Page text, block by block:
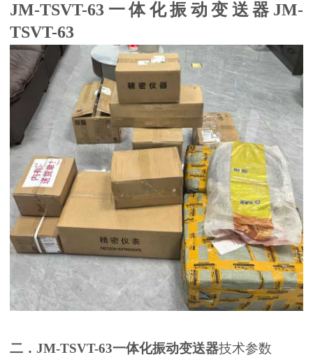
JM-TSVT-63 一体化振动变送器 JM-
TSVT-63
二．JM-TSVT-63一体化振动变送器技术参数